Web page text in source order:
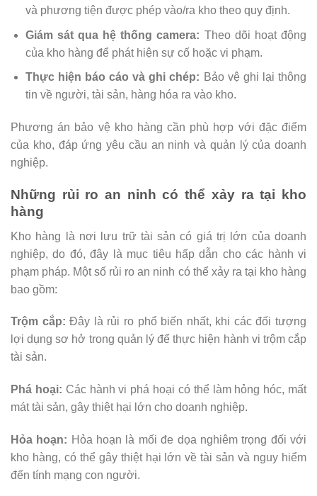
và phương tiện được phép vào/ra kho theo quy định.
Giám sát qua hệ thống camera: Theo dõi hoạt động
của kho hàng để phát hiện sự cố hoặc vi phạm.
Thực hiện báo cáo và ghi chép: Bảo vệ ghi lại thông
tin về người, tài sản, hàng hóa ra vào kho.
Phương án bảo vệ kho hàng cần phù hợp với đặc điểm
của kho, đáp ứng yêu cầu an ninh và quản lý của doanh
nghiệp.
Những rủi ro an ninh có thể xảy ra tại kho
hàng
Kho hàng là nơi lưu trữ tài sản có giá trị lớn của doanh
nghiệp, do đó, đây là mục tiêu hấp dẫn cho các hành vi
phạm pháp. Một số rủi ro an ninh có thể xảy ra tại kho hàng
bao gồm:
Trộm cắp: Đây là rủi ro phổ biến nhất, khi các đối tượng
lợi dụng sơ hở trong quản lý để thực hiện hành vi trộm cắp
tài sản.
Phá hoại: Các hành vi phá hoại có thể làm hỏng hóc, mất
mát tài sản, gây thiệt hại lớn cho doanh nghiệp.
Hỏa hoạn: Hỏa hoạn là mối đe dọa nghiêm trọng đối với
kho hàng, có thể gây thiệt hại lớn về tài sản và nguy hiểm
đến tính mạng con người.